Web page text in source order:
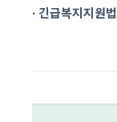
∙ 긴급복지지원법